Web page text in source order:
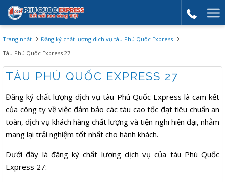
Trang nhất
Đăng ký chất lượng dịch vụ tàu Phú Quốc Express
Tàu Phú Quốc Express 27
TÀU PHÚ QUỐC EXPRESS 27
Đăng ký chất lượng dịch vụ tàu Phú Quốc Express là cam kết
của công ty về việc đảm bảo các tàu cao tốc đạt tiêu chuẩn an
toàn, dịch vụ khách hàng chất lượng và tiện nghi hiện đại, nhằm
mang lại trải nghiệm tốt nhất cho hành khách.
Dưới đây là đăng ký chất lượng dịch vụ của tàu Phú Quốc
Express 27: